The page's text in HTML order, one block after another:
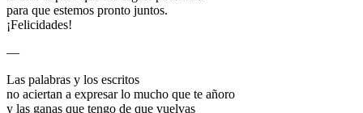
para que estemos pronto juntos.
¡Felicidades!
—
Las palabras y los escritos
no aciertan a expresar lo mucho que te añoro
y las ganas que tengo de que vuelvas